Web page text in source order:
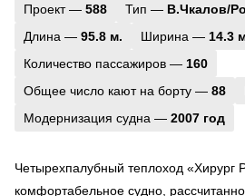
Проект — 588 Тип — В.Чкалов/
Длина — 95.8 м. Ширина — 14.3
Количество пассажиров — 160
Общее число кают на борту — 88
Модернизация судна — 2007 год
Четырехпалубный теплоход «Хирург
комфортабельное судно,